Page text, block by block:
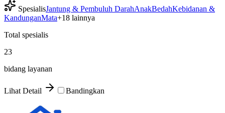
SpesialisJantung & Pembuluh DarahAnakBedahKebidanan &
KandunganMata+18 lainnya
Total spesialis
23
bidang layanan
Lihat Detail Bandingkan